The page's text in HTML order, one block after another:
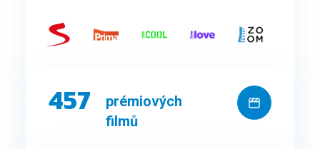
457
prémiových
filmů